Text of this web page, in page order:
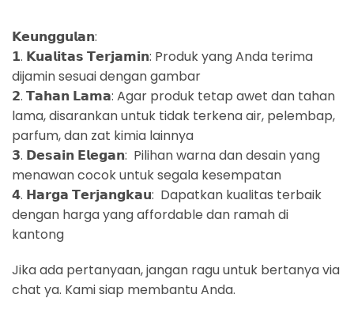
𝗞𝗲𝘂𝗻𝗴𝗴𝘂𝗹𝗮𝗻:
𝟭. 𝗞𝘂𝗮𝗹𝗶𝘁𝗮𝘀 𝗧𝗲𝗿𝗷𝗮𝗺𝗶𝗻: Produk yang Anda terima
dijamin sesuai dengan gambar
𝟮. 𝗧𝗮𝗵𝗮𝗻 𝗟𝗮𝗺𝗮: Agar produk tetap awet dan tahan
lama, disarankan untuk tidak terkena air, pelembap,
parfum, dan zat kimia lainnya
𝟯. 𝗗𝗲𝘀𝗮𝗶𝗻 𝗘𝗹𝗲𝗴𝗮𝗻: Pilihan warna dan desain yang
menawan cocok untuk segala kesempatan
𝟰. 𝗛𝗮𝗿𝗴𝗮 𝗧𝗲𝗿𝗷𝗮𝗻𝗴𝗸𝗮𝘂: Dapatkan kualitas terbaik
dengan harga yang affordable dan ramah di
kantong
Jika ada pertanyaan, jangan ragu untuk bertanya via
chat ya. Kami siap membantu Anda.